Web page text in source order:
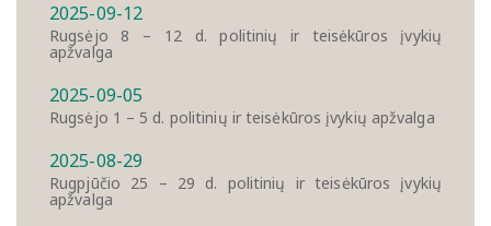
2025-09-12
Rugsėjo 8 – 12 d. politinių ir teisėkūros įvykių
apžvalga
2025-09-05
Rugsėjo 1 – 5 d. politinių ir teisėkūros įvykių apžvalga
2025-08-29
Rugpjūčio 25 – 29 d. politinių ir teisėkūros įvykių
apžvalga